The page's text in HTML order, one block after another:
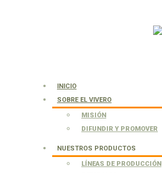
INICIO
SOBRE EL VIVERO
MISIÓN
DIFUNDIR Y PROMOVER
NUESTROS PRODUCTOS
LÍNEAS DE PRODUCCIÓN